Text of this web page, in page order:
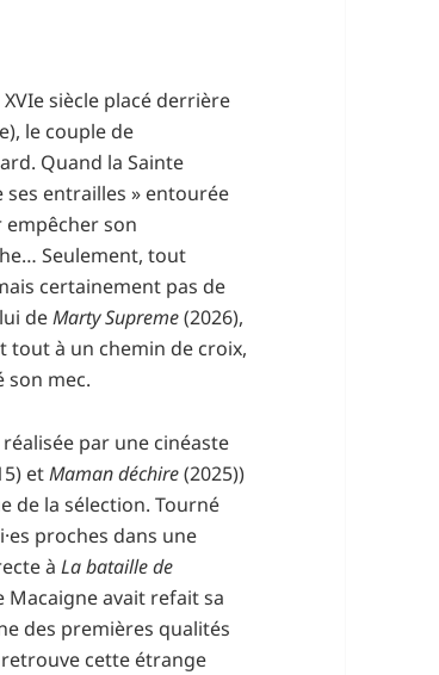
siècle placé derrière
le couple de
Quand la Sainte
entrailles » entourée
empêcher son
Seulement, tout
certainement pas de
deMarty Supreme(2026),
tout à un chemin de croix,
son mec.
par une cinéaste
etMaman déchire(2025))
de la sélection. Tourné
proches dans une
àLa bataille de
Macaigne avait refait sa
des premières qualités
retrouve cette étrange